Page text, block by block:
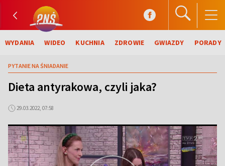
WYDANIA WIDEO KUCHNIA ZDROWIE GWIAZDY PORADY
PYTANIE NA ŚNIADANIE
Dieta antyrakowa, czyli jaka?
29.03.2022, 07:58